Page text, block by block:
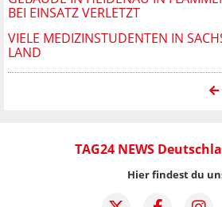
BEI EINSATZ VERLETZT
VIELE MEDIZINSTUDENTEN IN
LAND
TAG24 NEWS
Hier findest du